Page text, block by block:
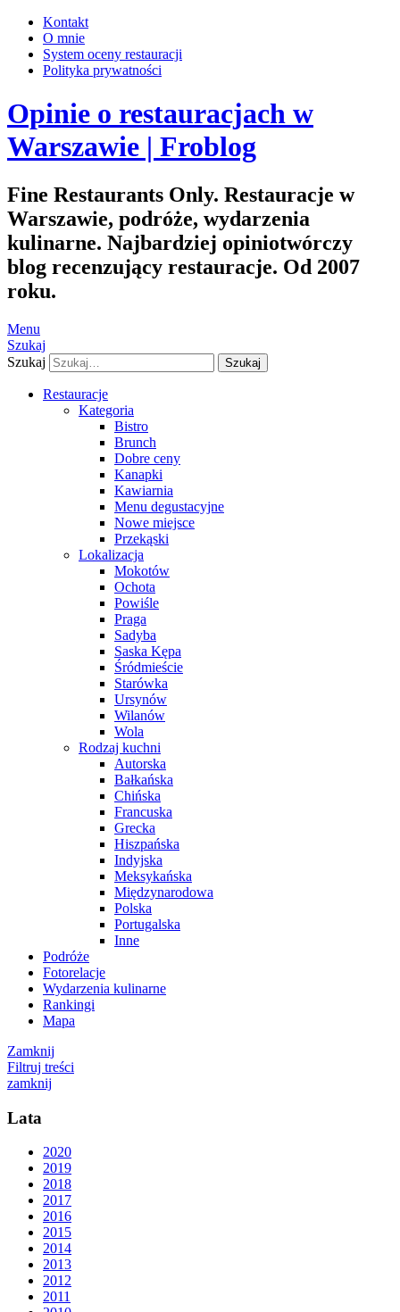
Kontakt
O mnie
System oceny restauracji
Polityka prywatności
Opinie o restauracjach w
Warszawie | Froblog
Fine Restaurants Only. Restauracje w
Warszawie, podróże, wydarzenia
kulinarne. Najbardziej opiniotwórczy
blog recenzujący restauracje. Od 2007
roku.
Menu
Szukaj
Szukaj
Restauracje
Kategoria
Bistro
Brunch
Dobre ceny
Kanapki
Kawiarnia
Menu degustacyjne
Nowe miejsce
Przekąski
Lokalizacja
Mokotów
Ochota
Powiśle
Praga
Sadyba
Saska Kępa
Śródmieście
Starówka
Ursynów
Wilanów
Wola
Rodzaj kuchni
Autorska
Bałkańska
Chińska
Francuska
Grecka
Hiszpańska
Indyjska
Meksykańska
Międzynarodowa
Polska
Portugalska
Inne
Podróże
Fotorelacje
Wydarzenia kulinarne
Rankingi
Mapa
Zamknij
Filtruj treści
zamknij
Lata
2020
2019
2018
2017
2016
2015
2014
2013
2012
2011